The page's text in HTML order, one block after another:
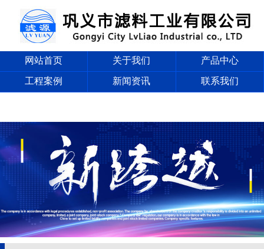
网站首页 关于我们
产品中心
工程案例
新闻资讯 联系我们